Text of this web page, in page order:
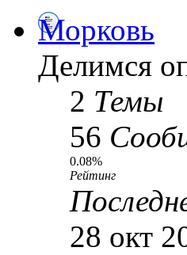
Морковь
Делимся
2 Темы
56
0.08%
Рейтинг
28 окт